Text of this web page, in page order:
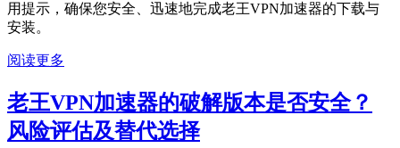
用提示，确保您安全、迅速地完成老王VPN加速器的下载与
安装。
阅读更多
老王VPN加速器的破解版本是否安全？
风险评估及替代选择